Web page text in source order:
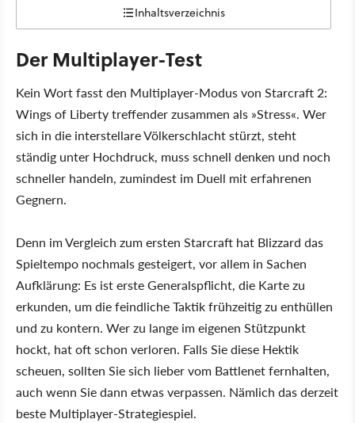
Inhaltsverzeichnis
Der Multiplayer-Test
Kein Wort fasst den Multiplayer-Modus von Starcraft 2:
Wings of Liberty treffender zusammen als »Stress«. Wer
sich in die interstellare Völkerschlacht stürzt, steht
ständig unter Hochdruck, muss schnell denken und noch
schneller handeln, zumindest im Duell mit erfahrenen
Gegnern.
Denn im Vergleich zum ersten Starcraft hat Blizzard das
Spieltempo nochmals gesteigert, vor allem in Sachen
Aufklärung: Es ist erste Generalspflicht, die Karte zu
erkunden, um die feindliche Taktik frühzeitig zu enthüllen
und zu kontern. Wer zu lange im eigenen Stützpunkt
hockt, hat oft schon verloren. Falls Sie diese Hektik
scheuen, sollten Sie sich lieber vom Battlenet fernhalten,
auch wenn Sie dann etwas verpassen. Nämlich das derzeit
beste Multiplayer-Strategiespiel.